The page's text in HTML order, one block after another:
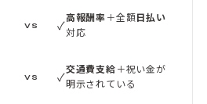
VS ✓
高報酬率＋全額日払い
対応
VS ✓
交通費支給＋祝い金が
明示されている